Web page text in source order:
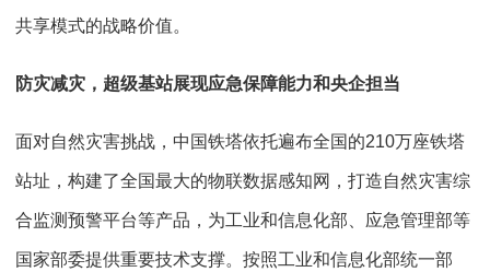
共享模式的战略价值。
防灾减灾，超级基站展现应急保障能力和央企担当
面对自然灾害挑战，中国铁塔依托遍布全国的210万座铁塔
站址，构建了全国最大的物联数据感知网，打造自然灾害综
合监测预警平台等产品，为工业和信息化部、应急管理部等
国家部委提供重要技术支撑。按照工业和信息化部统一部